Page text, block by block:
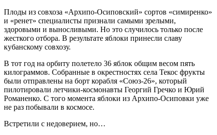
Плоды из совхоза «Архипо-Осиповский» сортов «симиренко»
и «ренет» специалисты признали самыми зрелыми,
здоровыми и выносливыми. Но это случилось только после
жесткого отбора. В результате яблоки принесли славу
кубанскому совхозу.
В тот год на орбиту полетело 36 яблок общим весом пять
килограммов. Собранные в окрестностях села Текос фрукты
были отправлены на борт корабля «Союз-26», который
пилотировали летчики-космонавты Георгий Гречко и Юрий
Романенко. С того момента яблоки из Архипо-Осиповки уже
не раз побывали в космосе.
Встретили с недоверием, но…